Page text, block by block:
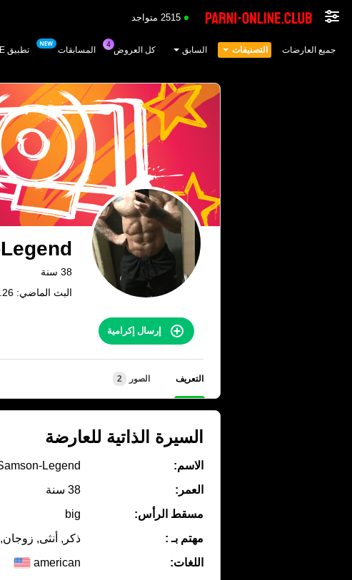
2515 متواجد
جميع العارضات التصنيفات السابق كل العروض المسابقات تطبيق PARNI-ONLINE
38 سنة
البث الماضي: 07.08.26 1:09 PM
إرسال إكرامية
التعريف الصور 2
السيرة الذاتية للعارضة
الاسم:
Legend
العمر:
38 سنة
مسقط الرأس:
big
مهتم بـ :
ذكر, أنثى,
اللغات:
american